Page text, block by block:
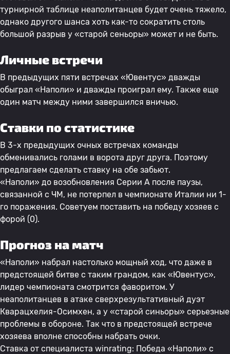
турнирной таблице неаполитанцев будет очень тяжело,
однако другого шанса хоть как-то сократить столь
большой разрыв у «старой сеньоры» может и не быть.
Личные встречи
В предыдущих пяти встречах «Ювентус» дважды
обыграл «Наполи» и дважды проиграл ему. Также еще
один матч между ними завершился вничью.
Ставки по статистике
В 3-х предыдущих очных встречах команды
обменивались голами в ворота друг друга. Поэтому
предлагаем сделать ставку на обе забьют.
«Наполи» до возобновления Серии А после паузы,
связанной с ЧМ, не потерпел в чемпионате Италии ни 1-
го поражения. Советуем поставить на победу хозяев с
форой (0).
Прогноз на матч
«Наполи» набрал настолько мощный ход, что даже в
предстоящей битве с таким грандом, как «Ювентус»,
лидер чемпионата смотрится фаворитом. У
неаполитанцев в атаке сверхрезультативный дуэт
Кварацхелия-Осимхен, а у «старой синьоры» серьезные
проблемы в обороне. Так что в предстоящей встрече
хозяева вполне способны набрать очки.
Ставка от специалиста winrating: Победа «Наполи» с